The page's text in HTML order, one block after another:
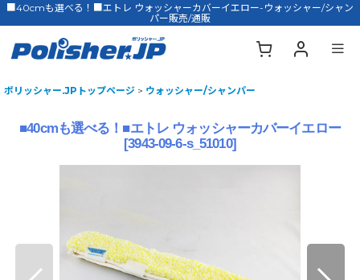
■40cmも選べる！■エトレ ウォッシャーカバーイエロー-ウォッシャー/シャン
パー販売/通販
ポリッシャー.JPトップページ > ウォッシャー/シャンパー
■40cmも選べる！■エトレ ウォッシャーカバーイエロー
[3943-09-6-s_51010]